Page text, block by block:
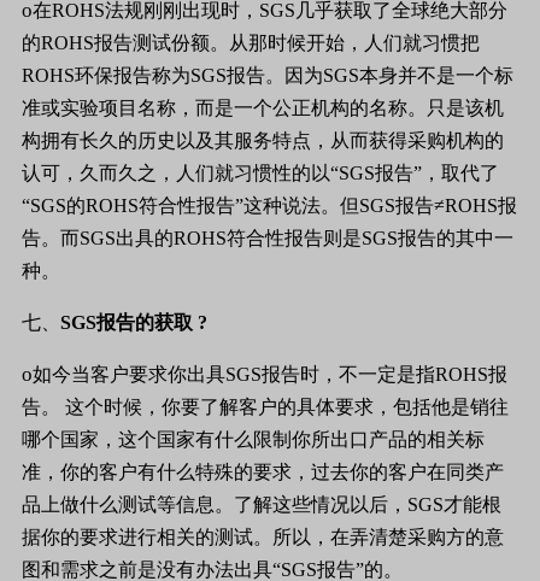
o在ROHS法规刚刚出现时， SGS 几乎获取了全球绝大部分
的ROHS报告测试份额。从那时候开始，人们就习惯把
ROHS环保报告称为SGS报告。因为SGS本身并不是一个标
准或实验项目名称，而是一个公正机构的名称。只是该机
构拥有长久的历史以及其服务特点，从而获得采购机构的
认可，久而久之，人们就习惯性的以“SGS报告” ，取代了
“SGS的ROHS符合性报告”这种说法。但SGS报告≠ROHS报
告。而SGS出具的ROHS符合性报告则是SGS报告的其中一
种。
七、 SGS报告的获取 ?
o如今当客户要求你出具SGS报告时，不一定是指ROHS报
告。
这个时候，你要了解客户的具体要求，包括他是销往
哪个国家，这个国家有什么限制你所出口产品的相关标
准，你的客户有什么特殊的要求，过去你的客户在同类产
品上做什么测试等信息。了解这些情况以后， SGS才能根
据你的要求进行相关的测试。所以，在弄清楚采购方的意
图和需求之前是没有办法出具“SGS报告”的。